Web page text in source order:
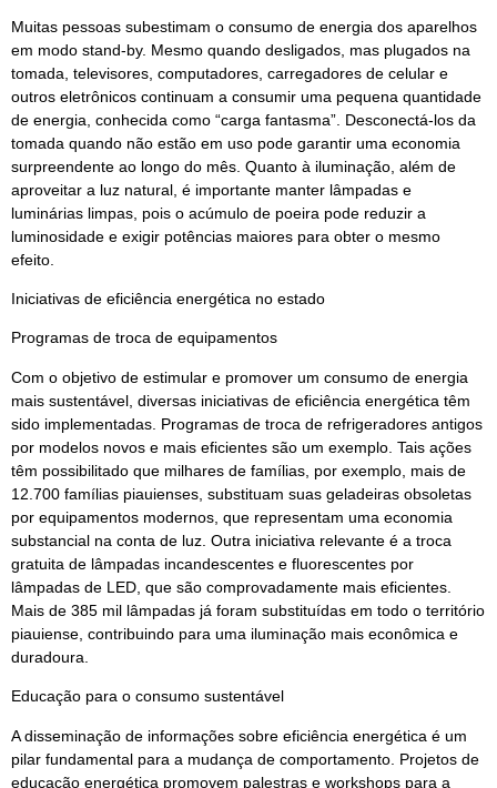
Muitas pessoas subestimam o consumo de energia dos aparelhos
em modo stand-by. Mesmo quando desligados, mas plugados na
tomada, televisores, computadores, carregadores de celular e
outros eletrônicos continuam a consumir uma pequena quantidade
de energia, conhecida como “carga fantasma”. Desconectá-los da
tomada quando não estão em uso pode garantir uma economia
surpreendente ao longo do mês. Quanto à iluminação, além de
aproveitar a luz natural, é importante manter lâmpadas e
luminárias limpas, pois o acúmulo de poeira pode reduzir a
luminosidade e exigir potências maiores para obter o mesmo
efeito.
Iniciativas de eficiência energética no estado
Programas de troca de equipamentos
Com o objetivo de estimular e promover um consumo de energia
mais sustentável, diversas iniciativas de eficiência energética têm
sido implementadas. Programas de troca de refrigeradores antigos
por modelos novos e mais eficientes são um exemplo. Tais ações
têm possibilitado que milhares de famílias, por exemplo, mais de
12.700 famílias piauienses, substituam suas geladeiras obsoletas
por equipamentos modernos, que representam uma economia
substancial na conta de luz. Outra iniciativa relevante é a troca
gratuita de lâmpadas incandescentes e fluorescentes por
lâmpadas de LED, que são comprovadamente mais eficientes.
Mais de 385 mil lâmpadas já foram substituídas em todo o território
piauiense, contribuindo para uma iluminação mais econômica e
duradoura.
Educação para o consumo sustentável
A disseminação de informações sobre eficiência energética é um
pilar fundamental para a mudança de comportamento. Projetos de
educação energética promovem palestras e workshops para a